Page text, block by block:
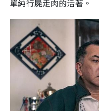
單純行屍走肉的活著。